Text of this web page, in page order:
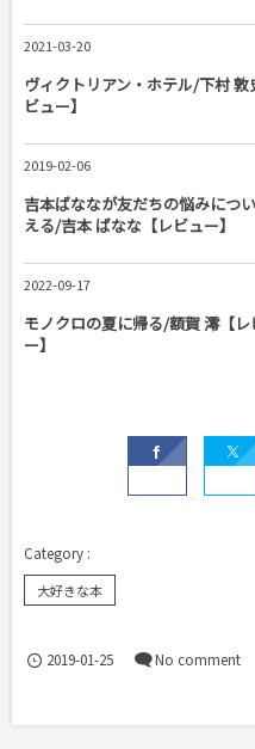
2021-03-20
ヴィクトリアン・ホテル/下村 敦
ビュー】
2019-02-06
吉本ばななが友だちの悩みにつ
える/吉本 ばなな【レビュー】
2022-09-17
モノクロの夏に帰る/額賀 澪【レ
ー】
大好きな本
2019-01-25 No comment